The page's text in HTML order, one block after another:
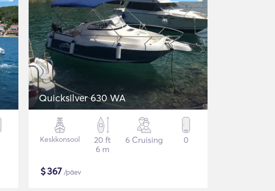
Quicksilver 630 WA
Keskkonsool
20 ft
6 m
6 Cruising 0
$367 /päev